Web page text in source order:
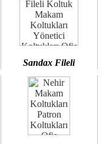
Sandax Fileli